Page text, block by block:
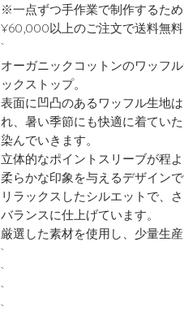
※一点ずつ手作業で制作するた
¥60,000以上のご注文で送料無料
オーガニックコットンのワッフ
ックストップ。
表面に凹凸のあるワッフル生地
れ、暑い季節にも快適に着てい
染んでいきます。
立体的なポイントスリーブが程
柔らかな印象を与えるデザインで
リラックスしたシルエットで、
バランスに仕上げています。
厳選した素材を使用し、少量生